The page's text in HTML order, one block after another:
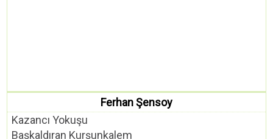
Ferhan Şensoy
Kazancı Yokuşu
Başkaldıran Kurşunkalem